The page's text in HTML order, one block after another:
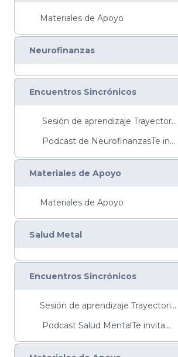
Materiales de Apoyo
Neurofinanzas
Encuentros Sincrónicos
Sesión de aprendizaje Trayectoria Básica&nbs...
Podcast de NeurofinanzasTe invitamos a escuc...
Materiales de Apoyo
Materiales de Apoyo
Salud Metal
Encuentros Sincrónicos
Sesión de aprendizaje Trayectoria Básica ...
Podcast Salud MentalTe invitamos a escuchar ...